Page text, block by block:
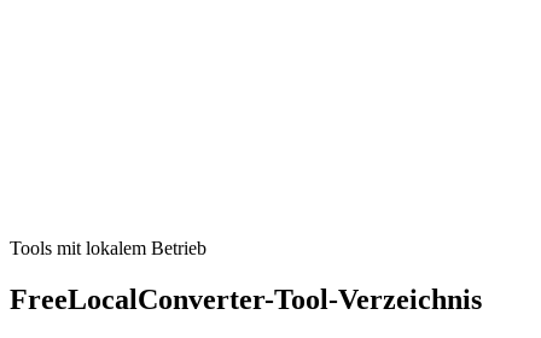
Tools mit lokalem Betrieb
FreeLocalConverter-Tool-Verzeichnis